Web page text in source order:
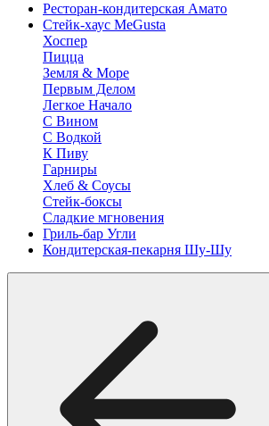
Ресторан-кондитерская Амато
Стейк-хаус MeGusta
Хоспер
Пицца
Земля & Море
Первым Делом
Легкое Начало
С Вином
С Водкой
К Пиву
Гарниры
Хлеб & Соусы
Стейк-боксы
Сладкие мгновения
Гриль-бар Угли
Кондитерская-пекарня Шу-Шу